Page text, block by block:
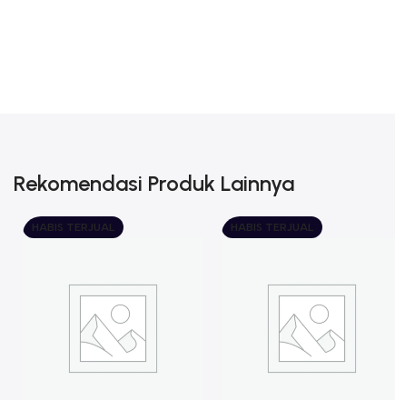
Rekomendasi Produk Lainnya
HABIS TERJUAL HABIS TERJUAL